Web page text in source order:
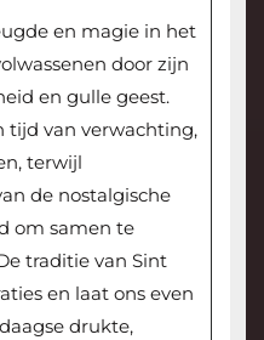
en magie in het
door zijn
en gulle geest.
tijd van verwachting,
terwijl
de nostalgische
om samen te
traditie van Sint
en laat ons even
drukte,